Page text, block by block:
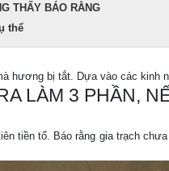
THẤY BÁO RẰNG
thể
hương bị tắt. Dựa vào các kinh
LÀM 3 PHẦN,
tiền tổ. Báo rằng gia trạch